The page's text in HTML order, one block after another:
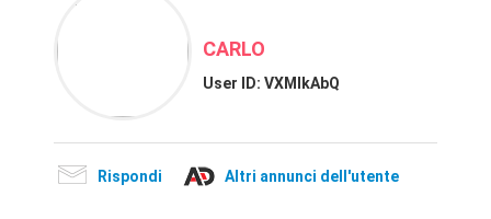
GrazieLombardia339569
857460 €
CARLO
User ID: VXMlkAbQ
Rispondi Altri annunci dell'utente